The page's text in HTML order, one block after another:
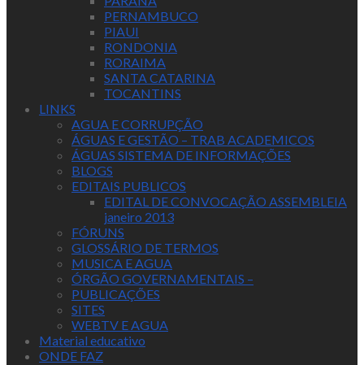
PERNAMBUCO
PIAUI
RONDONIA
RORAIMA
SANTA CATARINA
TOCANTINS
LINKS
AGUA E CORRUPÇÃO
ÁGUAS E GESTÃO – TRAB ACADEMICOS
ÁGUAS SISTEMA DE INFORMAÇÕES
BLOGS
EDITAIS PUBLICOS
EDITAL DE CONVOCAÇÃO ASSEMBLEIA
janeiro 2013
FÓRUNS
GLOSSÁRIO DE TERMOS
MUSICA E AGUA
ÓRGÃO GOVERNAMENTAIS –
PUBLICAÇÕES
SITES
WEBTV E AGUA
Material educativo
ONDE FAZ